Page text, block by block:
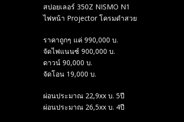
สปอยเลอร์ 350Z NISMO N1
ไฟหน้า Projector โครมดำสวย
ราคาถูกๆ แค่ 990,000 บ.
จัดไฟแนนซ์ 900,000 บ.
ดาวน์ 90,000 บ.
จัดโอน 19,000 บ.
ผ่อนประมาณ 22,9xx บ. 5ปี
ผ่อนประมาณ 26,5xx บ. 4ปี